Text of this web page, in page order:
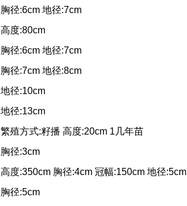
胸径:6cm 地径:7cm
高度:80cm
胸径:6cm 地径:7cm
胸径:7cm 地径:8cm
地径:10cm
地径:13cm
繁殖方式:籽播 高度:20cm 1几年苗
胸径:3cm
高度:350cm 胸径:4cm 冠幅:150cm 地径:5cm
胸径:5cm